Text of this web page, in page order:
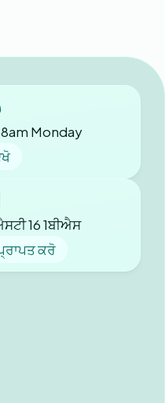
Monday
16 1ਬੀਐਸ
ਕਰੋ